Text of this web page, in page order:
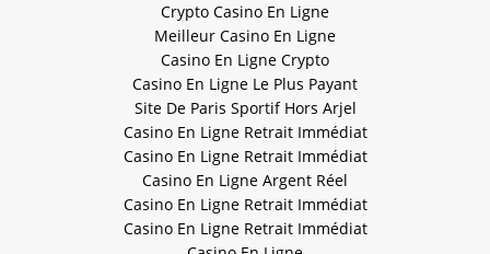
Crypto Casino En Ligne
Meilleur Casino En Ligne
Casino En Ligne Crypto
Casino En Ligne Le Plus Payant
Site De Paris Sportif Hors Arjel
Casino En Ligne Retrait Immédiat
Casino En Ligne Retrait Immédiat
Casino En Ligne Argent Réel
Casino En Ligne Retrait Immédiat
Casino En Ligne Retrait Immédiat